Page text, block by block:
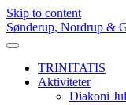
Skip to content
Sønderup, Nordrup &
TRINITATIS
Aktiviteter
Diakoni